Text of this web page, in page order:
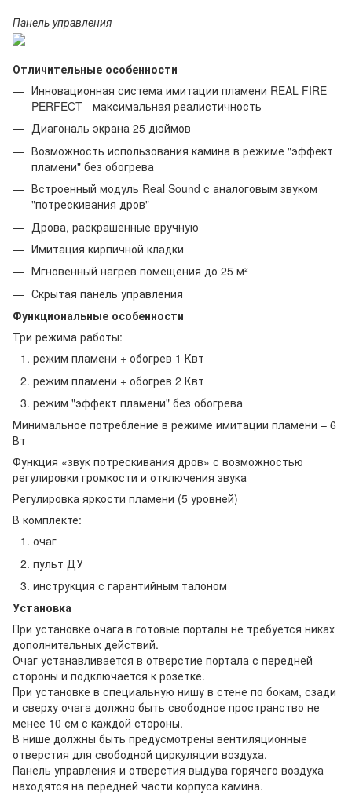
Панель управления
Отличительные особенности
Инновационная система имитации пламени REAL FIRE
PERFECT - максимальная реалистичность
Диагональ экрана 25 дюймов
Возможность использования камина в режиме "эффект
пламени" без обогрева
Встроенный модуль Real Sound с аналоговым звуком
"потрескивания дров"
Дрова, раскрашенные вручную
Имитация кирпичной кладки
Мгновенный нагрев помещения до 25 м²
Скрытая панель управления
Функциональные особенности
Три режима работы:
режим пламени + обогрев 1 Квт
режим пламени + обогрев 2 Квт
режим "эффект пламени" без обогрева
Минимальное потребление в режиме имитации пламени – 6
Вт
Функция «звук потрескивания дров» с возможностью
регулировки громкости и отключения звука
Регулировка яркости пламени (5 уровней)
В комплекте:
очаг
пульт ДУ
инструкция с гарантийным талоном
Установка
При установке очага в готовые порталы не требуется никах
дополнительных действий.
Очаг устанавливается в отверстие портала с передней
стороны и подключается к розетке.
При установке в специальную нишу в стене по бокам, сзади
и сверху очага должно быть свободное пространство не
менее 10 см с каждой стороны.
В нише должны быть предусмотрены вентиляционные
отверстия для свободной циркуляции воздуха.
Панель управления и отверстия выдува горячего воздуха
находятся на передней части корпуса камина.